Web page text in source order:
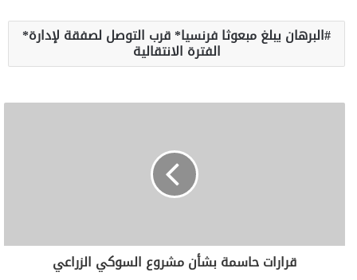
البرهان يبلغ مبعوثا فرنسيا* قرب التوصل لصفقة لإدارة*
الفترة الانتقالية
قرارات حاسمة بشأن مشروع السوكي الزراعي